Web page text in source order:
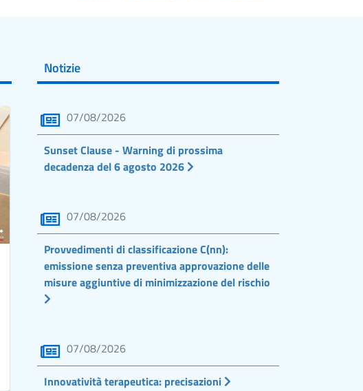
Notizie
07/08/2026
Sunset Clause - Warning di prossima
decadenza del 6 agosto 2026
07/08/2026
Provvedimenti di classificazione C(nn):
emissione senza preventiva approvazione delle
misure aggiuntive di minimizzazione del rischio
07/08/2026
Innovatività terapeutica: precisazioni